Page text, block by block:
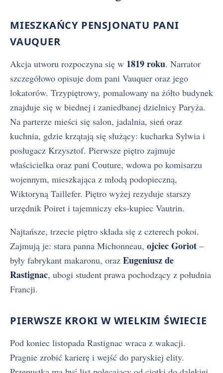
MIESZKAŃCY PENSJONATU PANI
VAUQUER
Akcja utworu rozpoczyna się w 1819 roku. Narrator
szczegółowo opisuje dom pani Vauquer oraz jego
lokatorów. Trzypiętrowy, pomalowany na żółto budynek
znajduje się w biednej i zaniedbanej dzielnicy Paryża.
Na parterze mieści się salon, jadalnia, sień oraz
kuchnia, gdzie krzątają się służący: kucharka Sylwia i
posługacz Krzysztof. Pierwsze piętro zajmuje
właścicielka oraz pani Couture, wdowa po komisarzu
wojennym, mieszkająca z młodą podopieczną,
Wiktoryną Taillefer. Piętro wyżej rezyduje starszy
urzędnik Poiret i tajemniczy eks-kupiec Vautrin.
Najtańsze, trzecie piętro składa się z czterech pokoi.
Zajmują je: stara panna Michonneau, ojciec Goriot –
były fabrykant makaronu, oraz Eugeniusz de
Rastignac, ubogi student prawa pochodzący z południa
Francji.
PIERWSZE KROKI W WIELKIM ŚWIECIE
Pod koniec listopada Rastignac wraca z wakacji.
Pragnie zrobić karierę i wejść do paryskiej elity.